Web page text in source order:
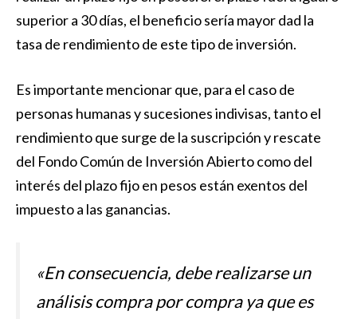
superior a 30 días, el beneficio sería mayor dad la
tasa de rendimiento de este tipo de inversión.
Es importante mencionar que, para el caso de
personas humanas y sucesiones indivisas, tanto el
rendimiento que surge de la suscripción y rescate
del Fondo Común de Inversión Abierto como del
interés del plazo fijo en pesos están exentos del
impuesto a las ganancias.
«En consecuencia, debe realizarse un
análisis compra por compra ya que es